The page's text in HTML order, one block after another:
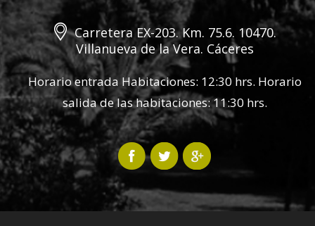
Carretera EX-203. Km. 75.6. 10470.
Villanueva de la Vera. Cáceres
Horario entrada Habitaciones: 12:30 hrs. Horario
salida de las habitaciones: 11:30 hrs.